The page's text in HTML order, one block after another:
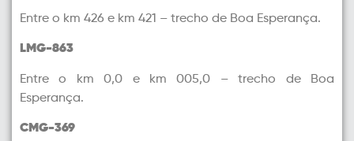
Entre o km 426 e km 421 – trecho de Boa Esperança.
LMG-863
Entre o km 0,0 e km 005,0 – trecho de Boa
Esperança.
CMG-369